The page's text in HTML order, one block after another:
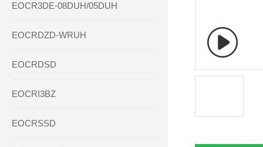
EOCR3DE-08DUH/05DUH
EOCRDZD-WRUH
EOCRDSD
EOCRI3BZ
EOCRSSD